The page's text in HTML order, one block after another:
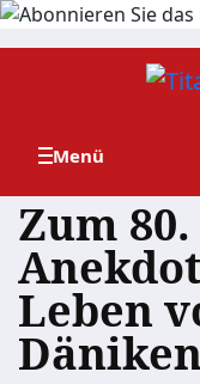
Zum
Zum
Leben
Däniken